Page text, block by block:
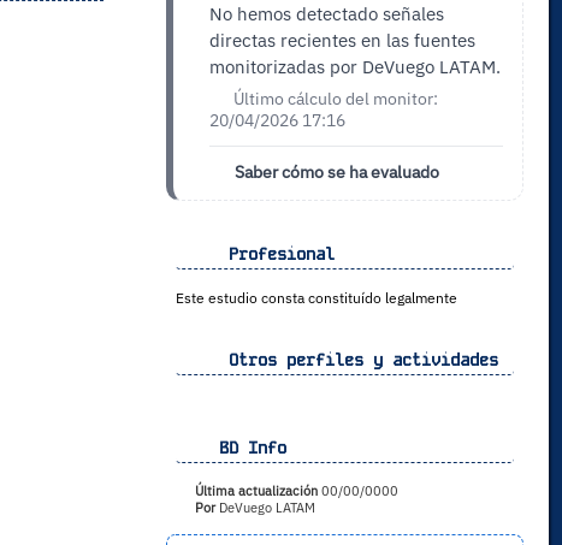
No hemos detectado señales
directas recientes en las fuentes
monitorizadas por DeVuego LATAM.
Último cálculo del monitor:
20/04/2026 17:16
Saber cómo se ha evaluado
Profesional
Este estudio consta constituído legalmente
Otros perfiles y actividades
BD Info
Última actualización00/00/0000
PorDeVuego LATAM